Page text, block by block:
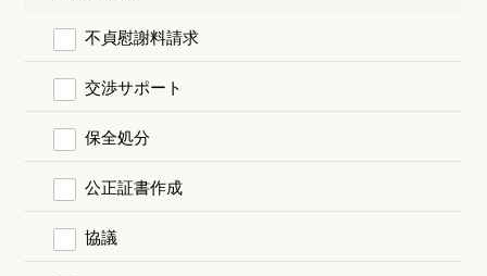
不貞慰謝料請求
交渉サポート
保全処分
公正証書作成
協議